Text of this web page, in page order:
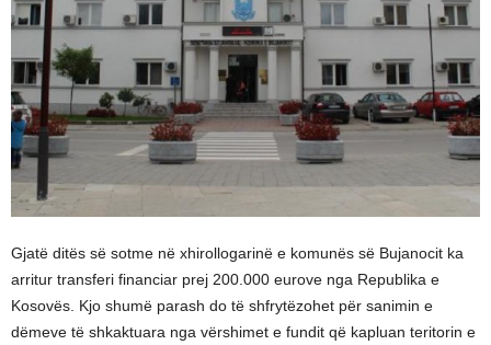
Gjatë ditës së sotme në xhirollogarinë e komunës së Bujanocit ka
arritur transferi financiar prej 200.000 eurove nga Republika e
Kosovës. Kjo shumë parash do të shfrytëzohet për sanimin e
dëmeve të shkaktuara nga vërshimet e fundit që kapluan teritorin e